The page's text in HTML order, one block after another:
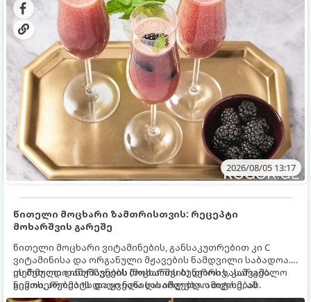
2026/08/05 13:17
წითელი მოცხარი ზამთრისთვის: რეცეპტი
მოხარშვის გარეშე
წითელი მოცხარი ვიტამინების, განსაკუთრებით კი C
ვიტამინისა და ორგანული მჟავების ნამდვილი საბადოა.
თერმული დამუშავების (მოხარშვის) დროს სასარგებლო
ნივთიერებების დიდი ნაწილი იშლება. ამიტომ, ამ
კენკრის ზამთრისთვის შესანახად საუკეთესო გზა
ეს მეთოდი ინარჩუნებს მოცხარის ბუნებრივ, კაშკაშა
გემოს, არომატს და ყველა სასარგებლო თვისებას.